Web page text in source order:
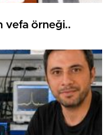
vefa örneği..